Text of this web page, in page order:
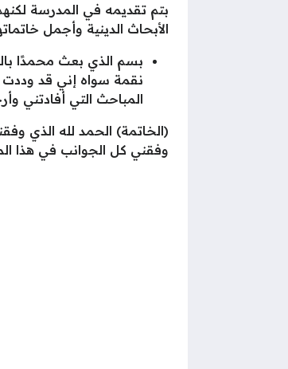
بتم تقديمه في المدرسة
الأبحاث الدينية وأجمل
بسم الذي بعث محمدًا
نقمة سواه إني قد
المباحث التي أفادتني
(الخاتمة) الحمد لله الذي
وفقني كل الجوانب في هذا